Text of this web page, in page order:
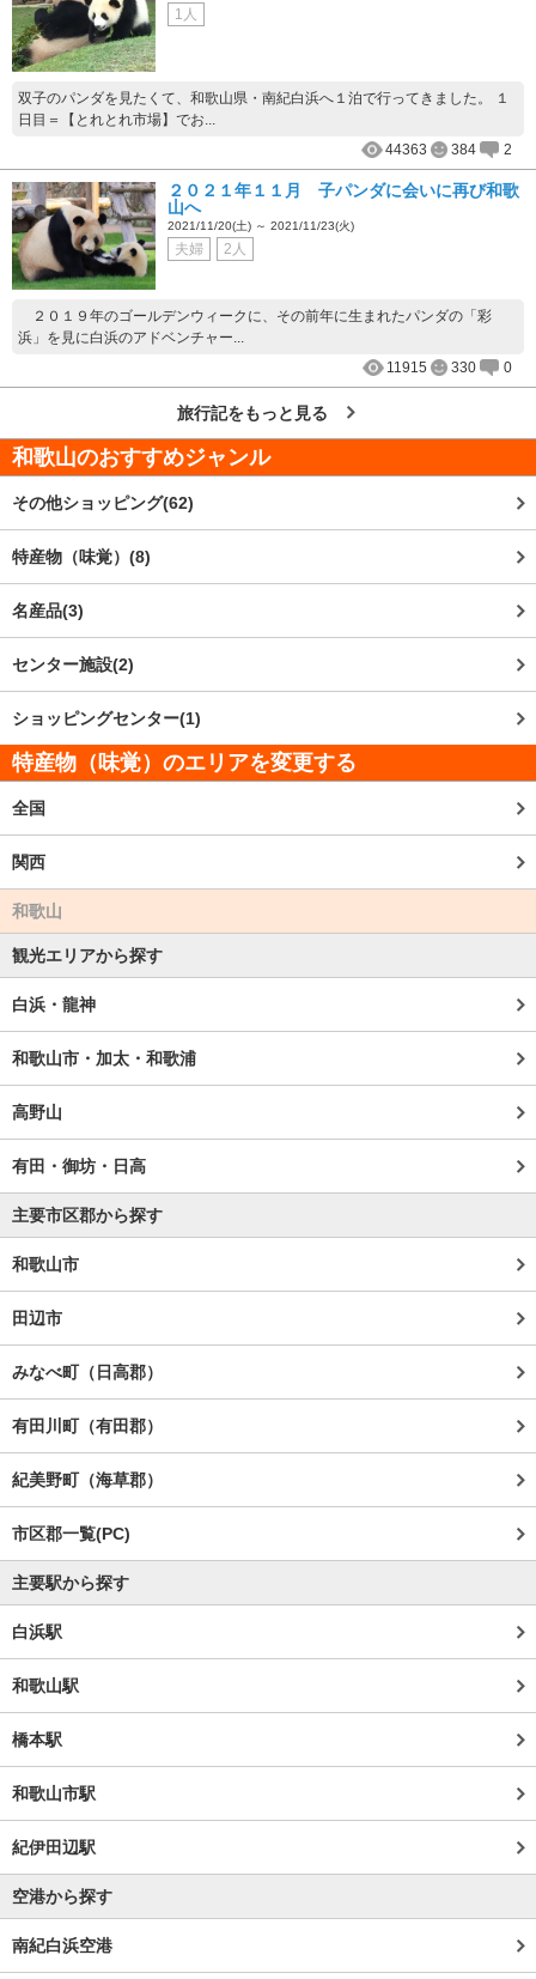
1人
双子のパンダを見たくて、和歌山県・南紀白浜へ１泊で行ってきました。 １
日目＝【とれとれ市場】でお...
44363
384 2
２０２１年１１月 子パンダに会いに再び和歌
山へ
2021/11/20(土) ～ 2021/11/23(火)
夫婦 2人
２０１９年のゴールデンウィークに、その前年に生まれたパンダの「彩
浜」を見に白浜のアドベンチャー...
11915
330 0
旅行記をもっと見る
和歌山のおすすめジャンル
その他ショッピング(62)
特産物（味覚）(8)
名産品(3)
センター施設(2)
ショッピングセンター(1)
特産物（味覚）のエリアを変更する
全国
関西
和歌山
観光エリアから探す
白浜・龍神
和歌山市・加太・和歌浦
高野山
有田・御坊・日高
主要市区郡から探す
和歌山市
田辺市
みなべ町（日高郡）
有田川町（有田郡）
紀美野町（海草郡）
市区郡一覧(PC)
主要駅から探す
白浜駅
和歌山駅
橋本駅
和歌山市駅
紀伊田辺駅
空港から探す
南紀白浜空港